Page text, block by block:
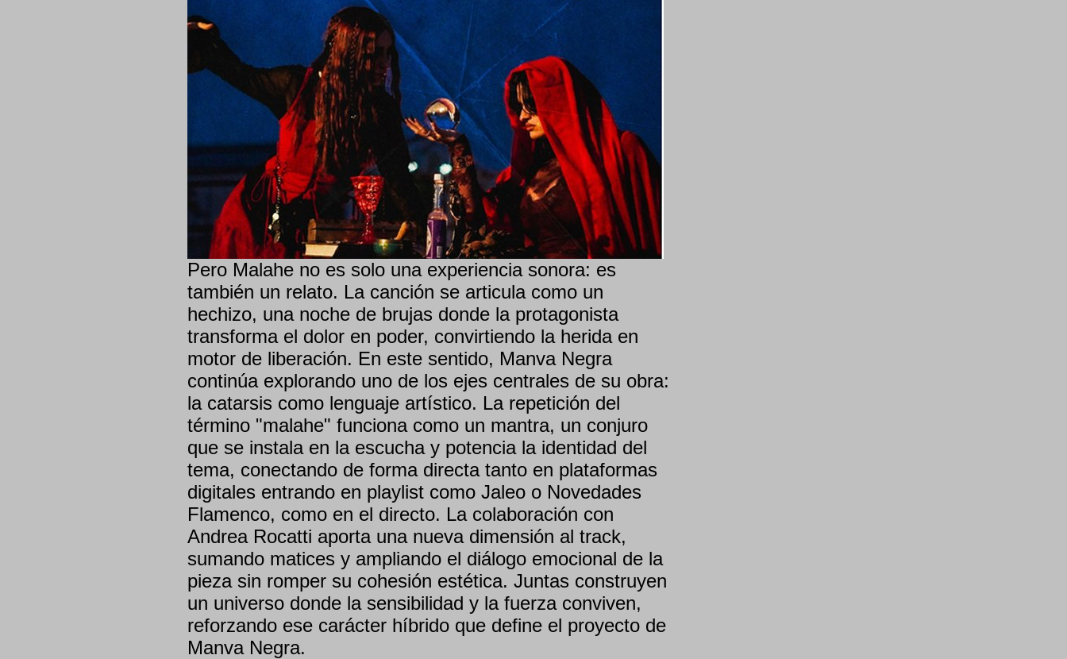
Pero Malahe no es solo una experiencia sonora: es
también un relato. La canción se articula como un
hechizo, una noche de brujas donde la protagonista
transforma el dolor en poder, convirtiendo la herida en
motor de liberación. En este sentido, Manva Negra
continúa explorando uno de los ejes centrales de su obra:
la catarsis como lenguaje artístico. La repetición del
término "malahe" funciona como un mantra, un conjuro
que se instala en la escucha y potencia la identidad del
tema, conectando de forma directa tanto en plataformas
digitales entrando en playlist como Jaleo o Novedades
Flamenco, como en el directo. La colaboración con
Andrea Rocatti aporta una nueva dimensión al track,
sumando matices y ampliando el diálogo emocional de la
pieza sin romper su cohesión estética. Juntas construyen
un universo donde la sensibilidad y la fuerza conviven,
reforzando ese carácter híbrido que define el proyecto de
Manva Negra.